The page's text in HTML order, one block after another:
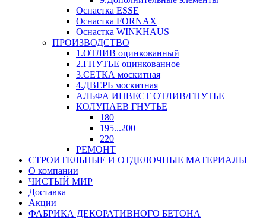
Оснастка ESSE
Оснастка FORNAX
Оснастка WINKHAUS
ПРОИЗВОДСТВО
1.ОТЛИВ оцинкованный
2.ГНУТЬЕ оцинкованное
3.СЕТКА москитная
4.ДВЕРЬ москитная
АЛЬФА ИНВЕСТ ОТЛИВ/ГНУТЬЕ
КОЛУПАЕВ ГНУТЬЕ
180
195...200
220
РЕМОНТ
СТРОИТЕЛЬНЫЕ И ОТДЕЛОЧНЫЕ МАТЕРИАЛЫ
О компании
ЧИСТЫЙ МИР
Доставка
Акции
ФАБРИКА ДЕКОРАТИВНОГО БЕТОНА